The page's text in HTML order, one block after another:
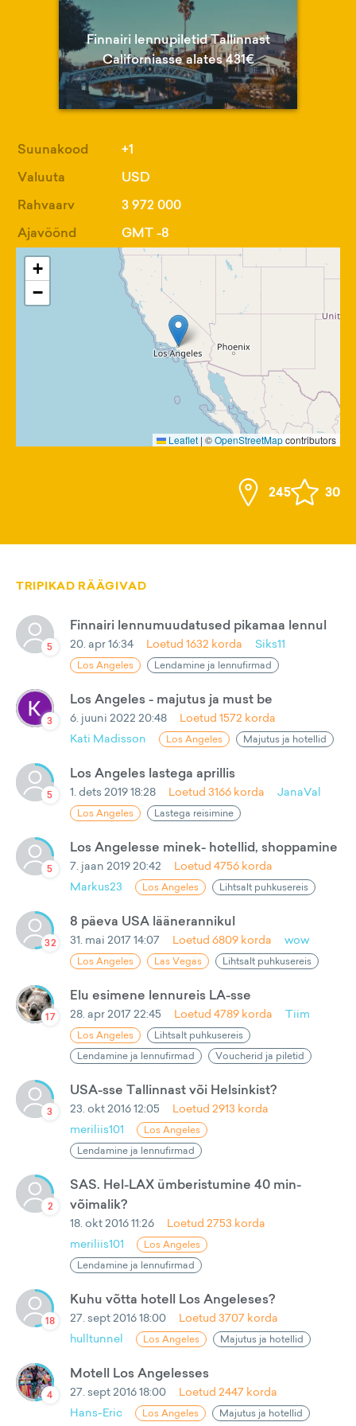
Finnairi lennupiletid Tallinnast
Californiasse alates 431€
Suunakood
+1
Valuuta
USD
Rahvaarv
3 972 000
Ajavöönd
GMT -8
+
−
Leaflet | ©OpenStreetMapcontributors
245 30
TRIPIKAD RÄÄGIVAD
5
Finnairi lennumuudatused pikamaa lennul
20. apr 16:34 Loetud 1632 korda Siks11
Los Angeles Lendamine ja lennufirmad
3
Los Angeles - majutus ja must be
6. juuni 2022 20:48 Loetud 1572 korda
Kati Madisson
Los Angeles Majutus ja hotellid
5
Los Angeles lastega aprillis
1. dets 2019 18:28 Loetud 3166 korda JanaVal
Los Angeles Lastega reisimine
5
Los Angelesse minek- hotellid, shoppamine
7. jaan 2019 20:42 Loetud 4756 korda
Markus23
Los Angeles Lihtsalt puhkusereis
32
8 päeva USA läänerannikul
31. mai 2017 14:07 Loetud 6809 korda wow
Los Angeles Las Vegas Lihtsalt puhkusereis
17
Elu esimene lennureis LA-sse
28. apr 2017 22:45 Loetud 4789 korda Tiim
Los Angeles
Lihtsalt puhkusereis
Lendamine ja lennufirmad
Voucherid ja piletid
3
USA-sse Tallinnast või Helsinkist?
23. okt 2016 12:05 Loetud 2913 korda
meriliis101
Los Angeles
Lendamine ja lennufirmad
2
SAS. Hel-LAX ümberistumine 40 min-
võimalik?
18. okt 2016 11:26 Loetud 2753 korda
meriliis101
Los Angeles
Lendamine ja lennufirmad
18
Kuhu võtta hotell Los Angeleses?
27. sept 2016 18:00 Loetud 3707 korda
hulltunnel
Los Angeles Majutus ja hotellid
4
Motell Los Angelesses
27. sept 2016 18:00 Loetud 2447 korda
Hans-Eric
Los Angeles Majutus ja hotellid